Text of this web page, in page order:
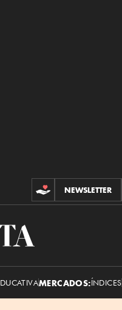
CONTRIBUCIONES
NEWSLETTER
MERCADOS:ÍNDICES